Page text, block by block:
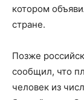
котором
стране.
Позже
сообщил, что
человек из